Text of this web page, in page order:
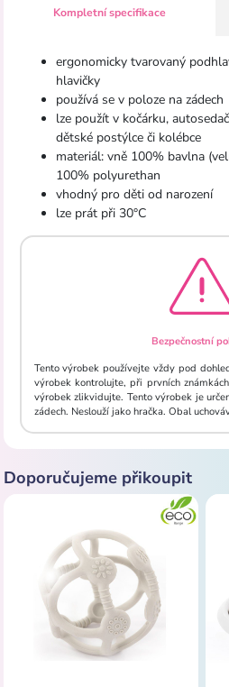
Kompletní specifikace
ergonomicky tvarovaný
hlavičky
používá se v poloze na zádech
lze použít v kočárku,
dětské postýlce či kolébce
materiál: vně 100% bavlna
100% polyurethan
vhodný pro děti od narození
lze prát při 30°C
Bezpečnostní
Tento výrobek používejte vždy pod
výrobek kontrolujte, při prvních
výrobek zlikvidujte. Tento výrobek je
zádech. Neslouží jako hračka. Obal
Doporučujeme přikoupit